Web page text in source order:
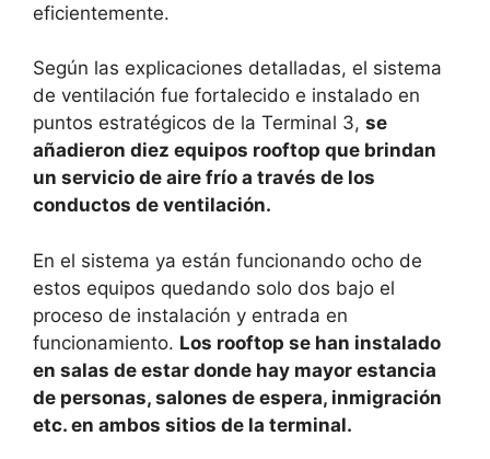
eficientemente.
Según las explicaciones detalladas, el sistema
de ventilación fue fortalecido e instalado en
puntos estratégicos de la Terminal 3, se
añadieron diez equipos rooftop que brindan
un servicio de aire frío a través de los
conductos de ventilación.
En el sistema ya están funcionando ocho de
estos equipos quedando solo dos bajo el
proceso de instalación y entrada en
funcionamiento. Los rooftop se han instalado
en salas de estar donde hay mayor estancia
de personas, salones de espera, inmigración
etc. en ambos sitios de la terminal.